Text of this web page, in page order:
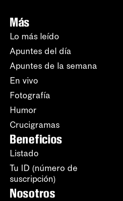
Más
Lo más leído
Apuntes del día
Apuntes de la semana
En vivo
Fotografía
Humor
Crucigramas
Beneficios
Listado
Tu ID (número de
suscripción)
Nosotros